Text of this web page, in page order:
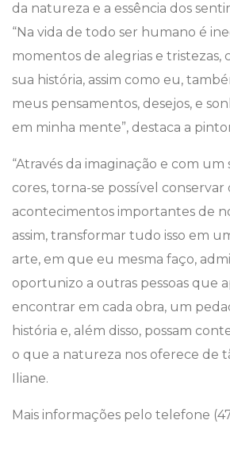
da natureza e a essência dos
“Na vida de todo ser humano é
momentos de alegrias e tristezas,
sua história, assim como eu,
meus pensamentos, desejos, e
em minha mente”, destaca a
“Através da imaginação e com
cores, torna-se possível
acontecimentos importantes de
assim, transformar tudo isso em
arte, em que eu mesma faço,
oportunizo a outras pessoas que
encontrar em cada obra, um
história e, além disso, possam
o que a natureza nos oferece de
Iliane.
Mais informações pelo telefone